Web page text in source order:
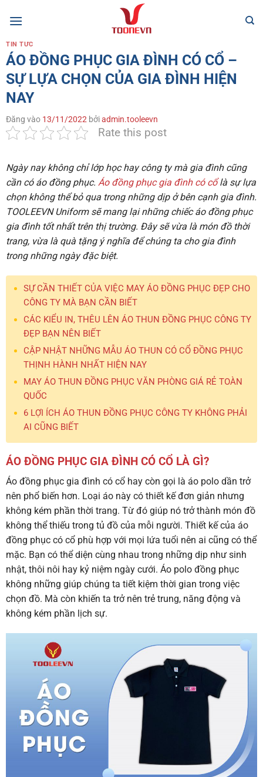
qua
dung
TIN TỨC
ÁO ĐỒNG PHỤC GIA ĐÌNH CÓ CỔ –
SỰ LỰA CHỌN CỦA GIA ĐÌNH HIỆN
NAY
Đăng vào 13/11/2022 bởiadmin.tooleevn
Rate this post
Ngày nay không chỉ lớp học hay công ty mà gia đình cũng
cần có áo đồng phục. Áo đồng phục gia đình có cổlà sự lựa
chọn không thể bỏ qua trong những dịp ở bên cạnh gia đình.
TOOLEEVN Uniformsẽ mang lại những chiếc áo đồng phục
gia đình tốt nhất trên thị trường. Đây sẽ vừa là món đồ thời
trang, vừa là quà tặng ý nghĩa để chúng ta cho gia đình
trong những ngày đặc biệt.
SỰ CẦN THIẾT CỦA VIỆC MAY ÁO ĐỒNG PHỤC ĐẸP CHO
CÔNG TY MÀ BẠN CẦN BIẾT
CÁC KIỂU IN, THÊU LÊN ÁO THUN ĐỒNG PHỤC CÔNG TY
ĐẸP BẠN NÊN BIẾT
CẬP NHẬT NHỮNG MẪU ÁO THUN CÓ CỔ ĐỒNG PHỤC
THỊNH HÀNH NHẤT HIỆN NAY
MAY ÁO THUN ĐỒNG PHỤC VĂN PHÒNG GIÁ RẺ TOÀN
QUỐC
6 LỢI ÍCH ÁO THUN ĐỒNG PHỤC CÔNG TY KHÔNG PHẢI
AI CŨNG BIẾT
ÁO ĐỒNG PHỤC GIA ĐÌNH CÓ CỔ LÀ GÌ?
Áo đồng phục gia đình có cổ hay còn gọi là áo polo dần trở
nên phổ biến hơn. Loại áo này có thiết kế đơn giản nhưng
không kém phần thời trang. Từ đó giúp nó trở thành món đồ
không thể thiếu trong tủ đồ của mỗi người. Thiết kế của áo
đồng phục có cổ phù hợp với mọi lứa tuổi nên ai cũng có thể
mặc. Bạn có thể diện cùng nhau trong những dịp như sinh
nhật, thôi nôi hay kỷ niệm ngày cưới. Áo polo đồng phục
không những giúp chúng ta tiết kiệm thời gian trong việc
chọn đồ. Mà còn khiến ta trở nên trẻ trung, năng động và
không kém phần lịch sự.